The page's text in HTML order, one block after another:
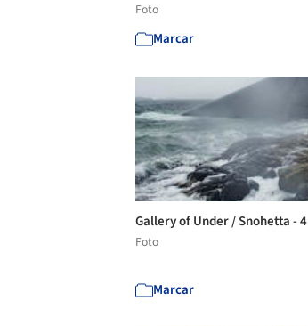
Foto
Marcar
Gallery of Under / Snohetta - 4
Foto
Marcar